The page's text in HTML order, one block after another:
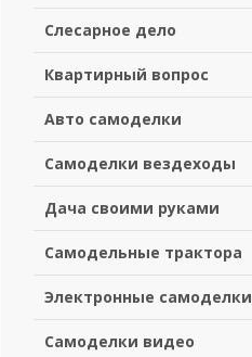
Слесарное дело
Квартирный вопрос
Авто самоделки
Самоделки вездеходы
Дача своими руками
Самодельные трактора
Электронные самоделки
Самоделки видео